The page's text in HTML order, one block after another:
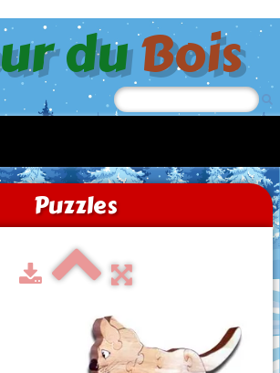
duBois
Puzzles